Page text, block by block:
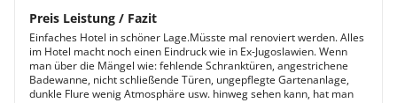
Preis Leistung / Fazit
Einfaches Hotel in schöner Lage.Müsste mal renoviert werden. Alles
im Hotel macht noch einen Eindruck wie in Ex-Jugoslawien. Wenn
man über die Mängel wie: fehlende Schranktüren, angestrichene
Badewanne, nicht schließende Türen, ungepflegte Gartenanlage,
dunkle Flure wenig Atmosphäre usw. hinweg sehen kann, hat man